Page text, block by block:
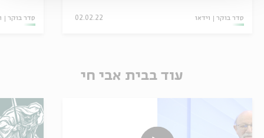
סדר בוקר וידאו 02.02.22 סדר בוקר
עוד בבית אבי חי